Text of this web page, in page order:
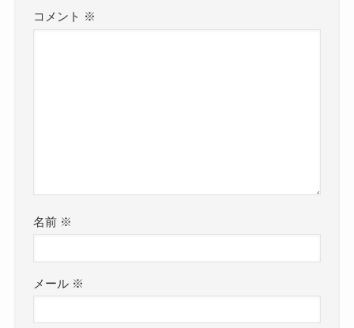
コメント ※
名前 ※
メール ※